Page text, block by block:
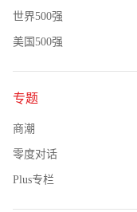
世界500强
美国500强
专题
商潮
零度对话
Plus专栏